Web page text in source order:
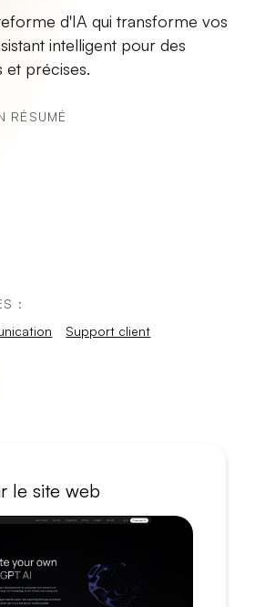
d'IA qui transforme vos
intelligent pour des
et précises.
RÉSUMÉ
:
Support client
le site web